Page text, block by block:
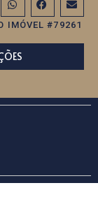
IMÓVEL #79261